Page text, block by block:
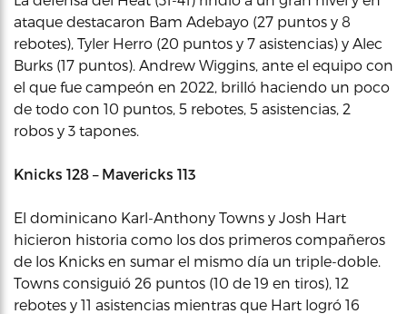
ataque destacaron Bam Adebayo (27 puntos y 8
rebotes), Tyler Herro (20 puntos y 7 asistencias) y Alec
Burks (17 puntos). Andrew Wiggins, ante el equipo con
el que fue campeón en 2022, brilló haciendo un poco
de todo con 10 puntos, 5 rebotes, 5 asistencias, 2
robos y 3 tapones.
Knicks 128 – Mavericks 113
El dominicano Karl-Anthony Towns y Josh Hart
hicieron historia como los dos primeros compañeros
de los Knicks en sumar el mismo día un triple-doble.
Towns consiguió 26 puntos (10 de 19 en tiros), 12
rebotes y 11 asistencias mientras que Hart logró 16